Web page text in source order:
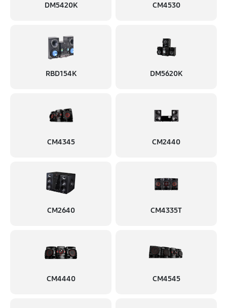
DM5420K CM4530
RBD154K DM5620K
CM4345 CM2440
CM2640 CM4335T
CM4440 CM4545